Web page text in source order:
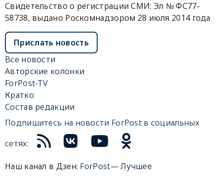
Свидетельство о регистрации СМИ: Эл № ФС77-
58738, выдано Роскомнадзором 28 июля 2014 года
Прислать новость
Все новости
Авторские колонки
ForPost-TV
Кратко
Состав редакции
Подпишитесь на новости ForPost в социальных
сетях:
Наш канал в Дзен: ForPost— Лучшее